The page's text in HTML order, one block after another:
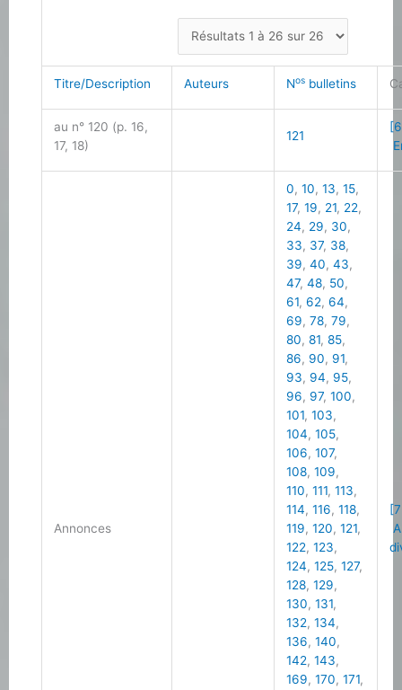
Titre/Description Auteurs Nos bulletins
au n° 120 (p. 16,
17, 18)
121
Annonces
0,10,13,15,
17,19, 21, 22,
24, 29, 30,
33, 37, 38,
39,40,43,
47,48, 50,
61,62,64,
69,78,79,
80,81,85,
86, 90, 91,
93, 94, 95,
96, 97,100,
101,103,
104,105,
106,107,
108,109,
110,111,113,
114,116,118,
119,120,121,
122,123,
124,125,127,
128,129,
130,131,
132,134,
136,140,
142,143,
169,170,171,